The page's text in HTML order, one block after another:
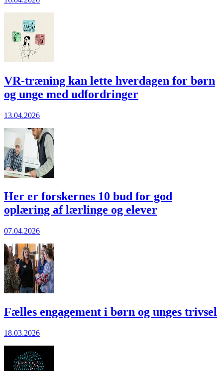
VR-træning kan lette hverdagen for børn
og unge med udfordringer
13.04.2026
Her er forskernes 10 bud for god
oplæring af lærlinge og elever
07.04.2026
Fælles engagement i børn og unges trivsel
18.03.2026